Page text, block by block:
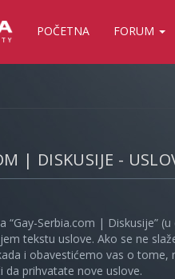
POČETNA FORUM
| DISKUSIJE -
“Gay-Serbia.com | Diskusije”
tekstu uslove. Ako se ne
i obavestićemo vas o tome,
da prihvatate nove uslove.